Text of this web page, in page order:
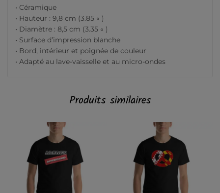
• Céramique
• Hauteur : 9,8 cm (3.85 « )
• Diamètre : 8,5 cm (3.35 « )
• Surface d’impression blanche
• Bord, intérieur et poignée de couleur
• Adapté au lave-vaisselle et au micro-ondes
Produits similaires